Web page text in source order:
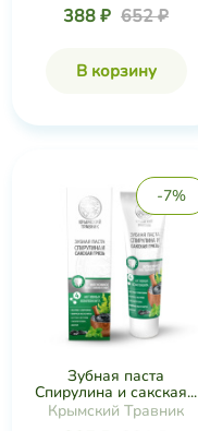
388 ₽ 652 ₽
В корзину
-7%
Зубная паста
Спирулина и сакская...
Крымский Травник